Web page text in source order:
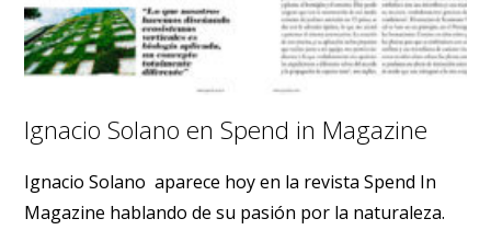
Ignacio Solano en Spend in Magazine
Ignacio Solano aparece hoy en la revista Spend In
Magazine hablando de su pasión por la naturaleza.